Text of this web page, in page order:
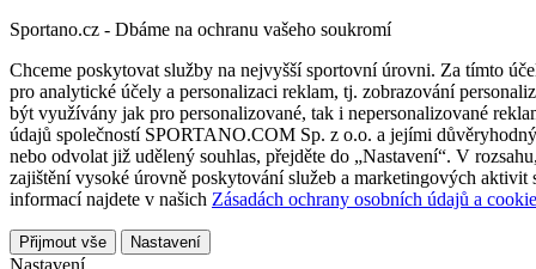
Sportano.cz - Dbáme na ochranu vašeho soukromí
Chceme poskytovat služby na nejvyšší sportovní úrovni. Za tímto
pro analytické účely a personalizaci reklam, tj. zobrazování
být využívány jak pro personalizované, tak i nepersonalizované
údajů společností SPORTANO.COM Sp. z o.o. a jejími
nebo odvolat již udělený souhlas, přejděte do „Nastavení“. V
zajištění vysoké úrovně poskytování služeb a marketingových
informací najdete v našich Zásadách ochrany osobních údajů a
Přijmout vše Nastavení
Nastavení